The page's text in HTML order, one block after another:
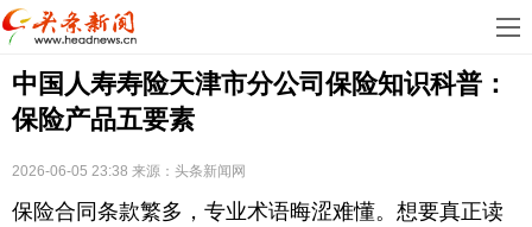
首
页
娱
乐
科
中国人寿寿险天津市分公司保险知识科普：
保险产品五要素
2026-06-05 23:38 来源： 头条新闻网
保险合同条款繁多，专业术语晦涩难懂。想要真正读